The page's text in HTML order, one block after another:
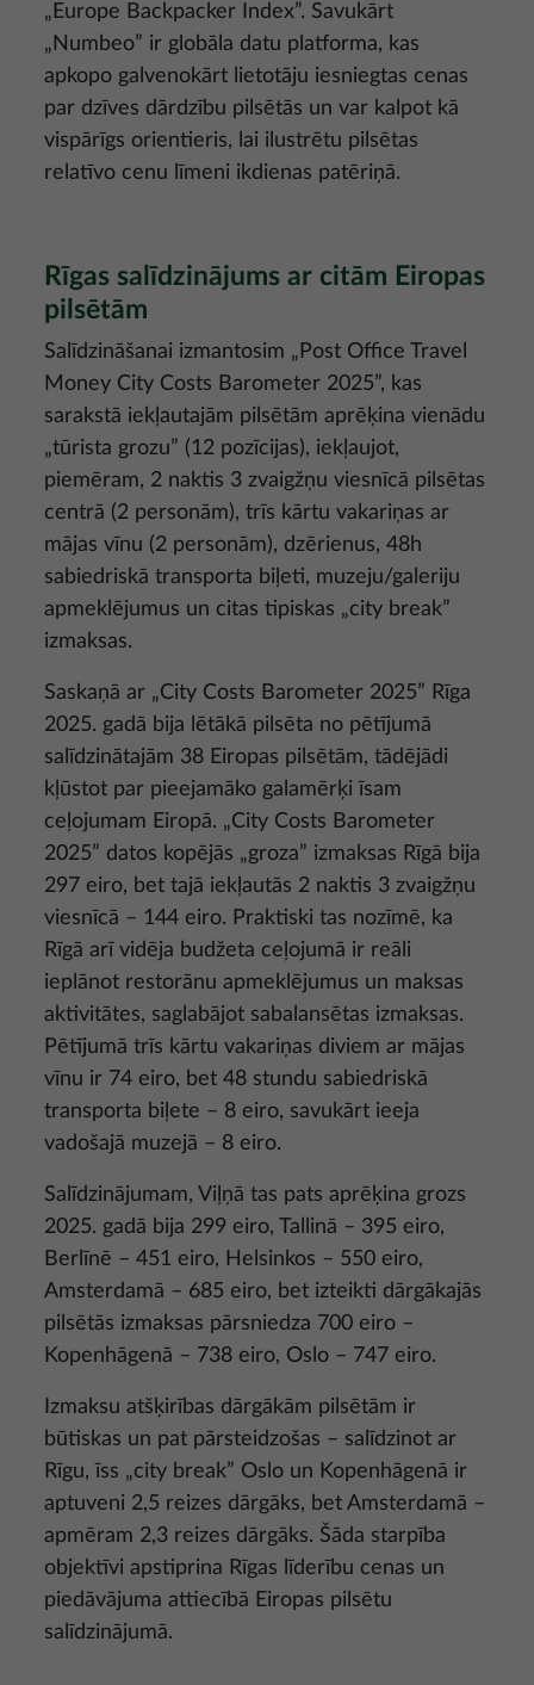
„Europe Backpacker Index”. Savukārt
„Numbeo” ir globāla datu platforma, kas
apkopo galvenokārt lietotāju iesniegtas cenas
par dzīves dārdzību pilsētās un var kalpot kā
vispārīgs orientieris, lai ilustrētu pilsētas
relatīvo cenu līmeni ikdienas patēriņā.
Rīgas salīdzinājums ar citām Eiropas
pilsētām
Salīdzināšanai izmantosim „Post Office Travel
Money City Costs Barometer 2025”, kas
sarakstā iekļautajām pilsētām aprēķina vienādu
„tūrista grozu” (12 pozīcijas), iekļaujot,
piemēram, 2 naktis 3 zvaigžņu viesnīcā pilsētas
centrā (2 personām), trīs kārtu vakariņas ar
mājas vīnu (2 personām), dzērienus, 48h
sabiedriskā transporta biļeti, muzeju/galeriju
apmeklējumus un citas tipiskas „city break”
izmaksas.
Saskaņā ar „City Costs Barometer 2025” Rīga
2025. gadā bija lētākā pilsēta no pētījumā
salīdzinātajām 38 Eiropas pilsētām, tādējādi
kļūstot par pieejamāko galamērķi īsam
ceļojumam Eiropā. „City Costs Barometer
2025” datos kopējās „groza” izmaksas Rīgā bija
297 eiro, bet tajā iekļautās 2 naktis 3 zvaigžņu
viesnīcā – 144 eiro. Praktiski tas nozīmē, ka
Rīgā arī vidēja budžeta ceļojumā ir reāli
ieplānot restorānu apmeklējumus un maksas
aktivitātes, saglabājot sabalansētas izmaksas.
Pētījumā trīs kārtu vakariņas diviem ar mājas
vīnu ir 74 eiro, bet 48 stundu sabiedriskā
transporta biļete – 8 eiro, savukārt ieeja
vadošajā muzejā – 8 eiro.
Salīdzinājumam, Viļņā tas pats aprēķina grozs
2025. gadā bija 299 eiro, Tallinā – 395 eiro,
Berlīnē – 451 eiro, Helsinkos – 550 eiro,
Amsterdamā – 685 eiro, bet izteikti dārgākajās
pilsētās izmaksas pārsniedza 700 eiro –
Kopenhāgenā – 738 eiro, Oslo – 747 eiro.
Izmaksu atšķirības dārgākām pilsētām ir
būtiskas un pat pārsteidzošas – salīdzinot ar
Rīgu, īss „city break” Oslo un Kopenhāgenā ir
aptuveni 2,5 reizes dārgāks, bet Amsterdamā –
apmēram 2,3 reizes dārgāks. Šāda starpība
objektīvi apstiprina Rīgas līderību cenas un
piedāvājuma attiecībā Eiropas pilsētu
salīdzinājumā.